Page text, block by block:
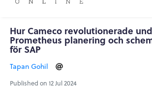
Hur Cameco revolutionerade
Prometheus planering och
för SAP
Tapan Gohil
Published on 12 Jul 2024